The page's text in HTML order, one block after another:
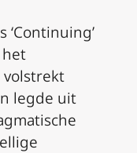
het
volstrekt
legde uit